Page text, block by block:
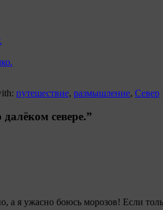
путешествие, размышление, Север
севере.”
а я ужасно боюсь морозов! Если